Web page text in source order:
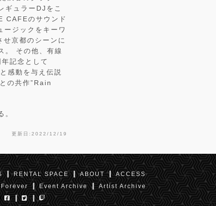
ギュラーDJをこ
CAFEのサウンド
ージックをキーワ
京都のシーンに
。 その他、有線
記念として
感動を与え伝説
の共作”Rain
更新日:2022/12/19
RENTAL SPACE ABOUT
ACCESS
Event Archive
Artist Archive